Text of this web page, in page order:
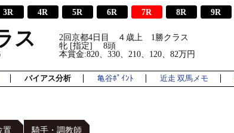
3R 4R 5R 6R 7R 8R 9R
ス
2回京都4日目 ４歳上 1勝クラス
牝 [指定] 8頭
本賞金:820、330、210、120、82万円
バイアス分析 亀谷ﾎﾟｲﾝﾄ 近走 双馬メモ
置 騎手・調教師